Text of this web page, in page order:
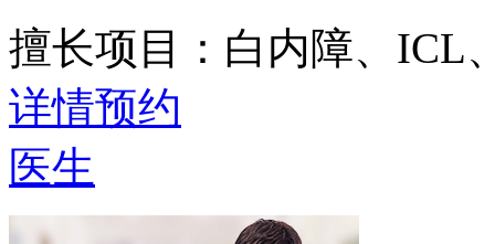
擅长项目： 白内障、ICL
详情预约
医生